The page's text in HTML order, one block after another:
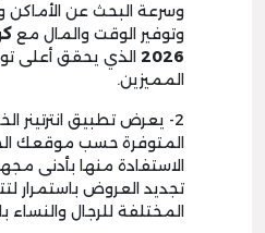
وسرعة البحث عن الأماكن
وتوفير الوقت والمال مع
2026 الذي يحقق أعلى
المميزين.
2- يعرض تطبيق انترتينر
المتوفرة حسب موقعك
الاستفادة منها بأدنى
تجديد العروض باستمرار
المختلفة للرجال والنساء